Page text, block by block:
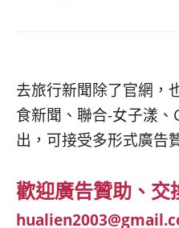
去旅行新聞除了官網，
食新聞、聯合-女子漾
出，可接受多形式廣告
歡迎廣告贊助、交